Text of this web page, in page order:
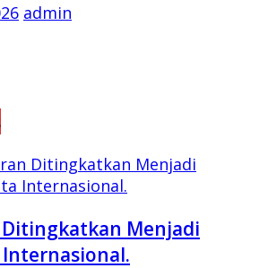
admin
Menjadi